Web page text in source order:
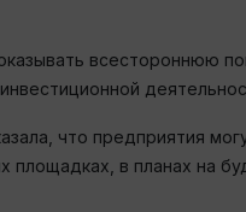
всестороннюю
что предприятия
площадках, в планах на